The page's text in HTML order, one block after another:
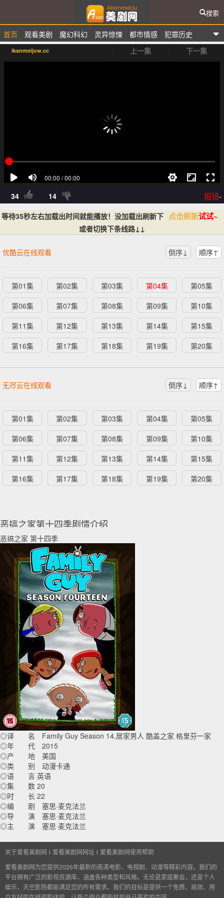
爱看美剧网
首页 观看美剧 魔幻科幻 灵异惊悚 都市情感
犯罪历史
排行榜
搜索
ikanmeijuw.cc 上一集 下一集
34 14 报错-
等待35秒左右加载出时间就能播放！没加载出刷新下 点击刷新试试~
或者切换下条线路↓↓
优酷云在线观看 倒序↓ 顺序↑
第01集 第02集 第03集 第04集
第05集
第06集
第07集 第08集 第09集
第10集
第11集
第12集 第13集 第14集
第15集
第16集
第17集 第18集 第19集 第20集
无尽云在线观看 倒序↓ 顺序↑
第01集 第02集 第03集 第04集
第05集
第06集
第07集 第08集 第09集
第10集
第11集
第12集 第13集 第14集
第15集
第16集
第17集 第18集 第19集 第20集
恶搞之家第十四季剧情介绍
恶搞之家 第十四季
◎译 名 Family Guy Season 14,居家男人 酷盖之家 格里芬一家
◎年 代 2015
◎产 地 美国
◎类 别 动漫卡通
◎语 言 英语
◎集 数 20
◎时 长 22
◎编 剧 塞思·麦克法兰
◎导 演 塞思·麦克法兰
◎主 演 塞思·麦克法兰
关于爱看美剧网 爱看美剧网网址
爱看美剧网使用帮助
爱看美剧网为您提供2026年最新的高清电影、电视剧、动漫等精彩内容。我们的
平台拥有广泛的影视资源库，涵盖各种类型和风格。无论是家庭聚会，还是个人
娱乐，天空影院都能满足您的所有需求。我们的目标是提供一个免费、高效、用